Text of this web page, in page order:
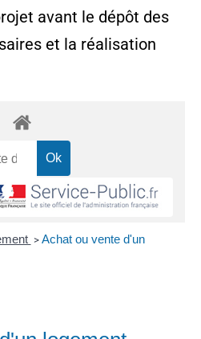
avant le dépôt des
et la réalisation
> Achat ou vente d'un